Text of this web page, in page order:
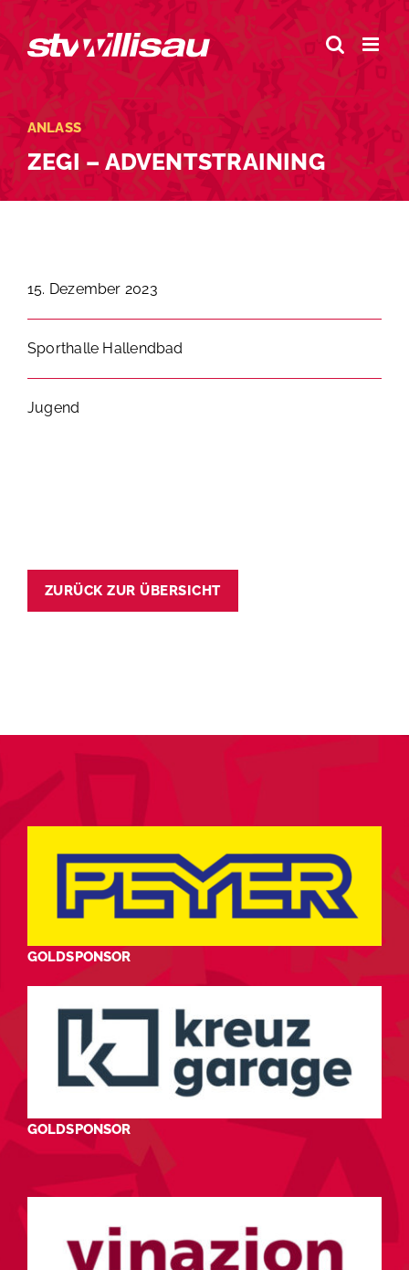
Zum
springen
ANLASS
ZEGI – ADVENTSTRAINING
15. Dezember 2023
Sporthalle Hallendbad
Jugend
ZURÜCK ZUR ÜBERSICHT
GOLDSPONSOR
GOLDSPONSOR